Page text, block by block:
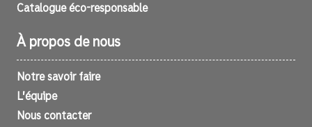
Catalogue éco-responsable
À propos de nous
Notre savoir faire
L’équipe
Nous contacter